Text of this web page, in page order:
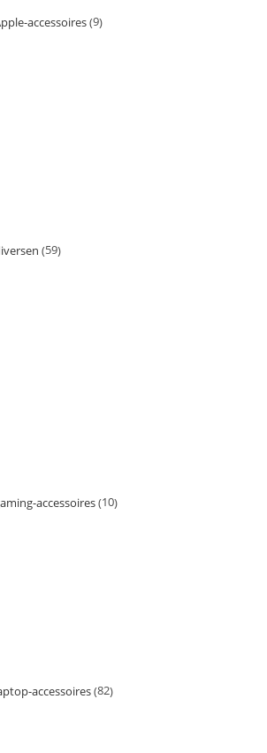
accessoires 9
59
accessoires 10
accessoires 82